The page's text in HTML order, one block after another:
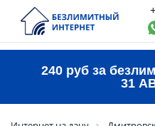
240 руб за
31